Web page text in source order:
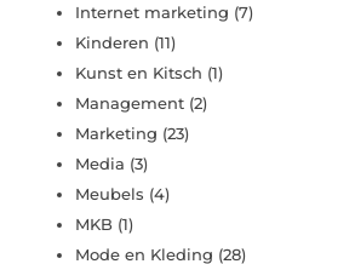
Internet marketing (7)
Kinderen (11)
Kunst en Kitsch (1)
Management (2)
Marketing (23)
Media (3)
Meubels (4)
MKB (1)
Mode en Kleding (28)